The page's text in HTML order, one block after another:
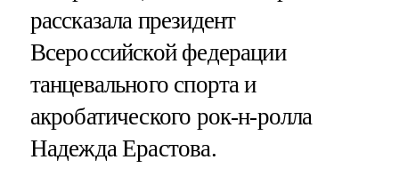
рассказала президент
Всероссийской федерации
танцевального спорта и
акробатического рок-н-ролла
Надежда Ерастова.